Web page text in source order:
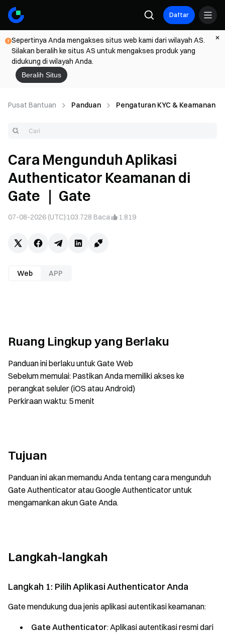
Daftar
Sepertinya Anda mengakses situs web kami dari wilayah AS.
Silakan beralih ke situs AS untuk mengakses produk yang
didukung di wilayah Anda.
Beralih Situs
Pusat Bantuan Panduan Pengaturan KYC & Keamanan
Cara Mengunduh Aplikasi
Authenticator Keamanan di
Gate ｜ Gate
07-08-2026 (UTC) 103.728 Baca 1.819
Web APP
Ruang Lingkup yang Berlaku
Panduan ini berlaku untuk Gate Web
Sebelum memulai: Pastikan Anda memiliki akses ke
perangkat seluler (iOS atau Android)
Perkiraan waktu: 5 menit
Tujuan
Panduan ini akan memandu Anda tentang cara mengunduh
Gate Authenticator atau Google Authenticator untuk
mengamankan akun Gate Anda.
Langkah-langkah
Langkah 1: Pilih Aplikasi Authenticator Anda
Gate mendukung dua jenis aplikasi autentikasi keamanan:
Gate Authenticator: Aplikasi autentikasi resmi dari